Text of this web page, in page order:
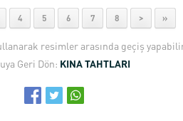
4 5 6 7 8 > »
resimler arasında geçiş
Geri Dön: KINA TAHTLARI